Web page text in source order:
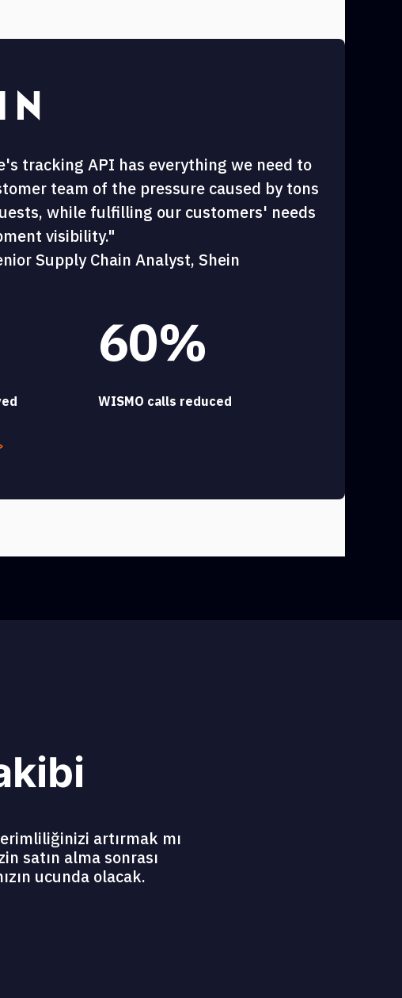
tracking API has everything we need to
team of the pressure caused by tons
while fulfilling our customers' needs
visibility."
Supply Chain Analyst, Shein
60%
WISMO calls reduced
artırmak mı
satın alma sonrası
ucunda olacak.